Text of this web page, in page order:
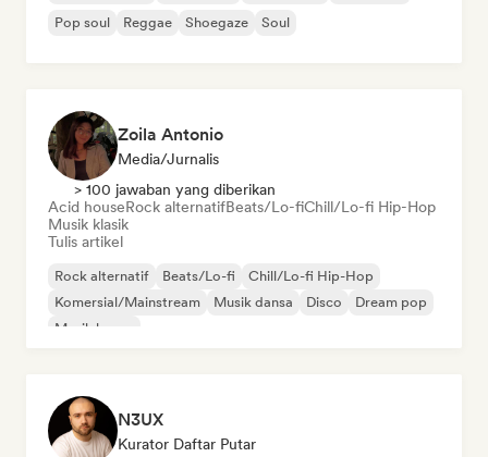
Pop soul
Reggae Shoegaze Soul
Zoila Antonio
Media/Jurnalis
> 100 jawaban yang diberikan
Acid houseRock alternatifBeats/Lo-fiChill/Lo-fi Hip-Hop
Musik klasik
Tulis artikel
Rock alternatif Beats/Lo-fi
Chill/Lo-fi Hip-Hop
Komersial/Mainstream
Musik dansa Disco
Dream pop
Musik house
N3UX
Kurator Daftar Putar